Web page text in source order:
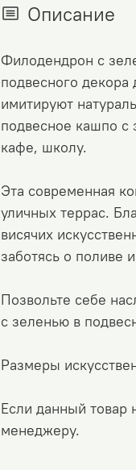
Описание
Филодендрон с
подвесного
имитируют
подвесное кашпо с
кафе, школу.
Эта современная
уличных террас.
висячих
заботясь о поливе
Позвольте себе
с зеленью в
Размеры
Если данный товар
менеджеру.